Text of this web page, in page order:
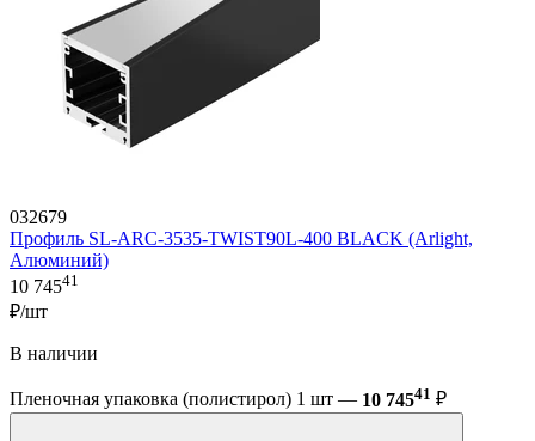
032679
Профиль SL-ARC-3535-TWIST90L-400 BLACK (Arlight,
Алюминий)
10 74541
₽/шт
В наличии
Пленочная упаковка (полистирол) 1 шт — 10 74541 ₽